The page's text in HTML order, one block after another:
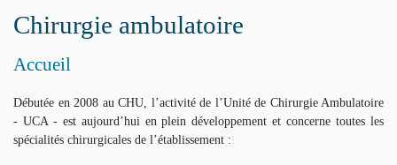
Chirurgie ambulatoire
Accueil
Débutée en 2008 au CHU, l’activité de l’Unité de Chirurgie Ambulatoire
- UCA - est aujourd’hui en plein développement et concerne toutes les
spécialités chirurgicales de l’établissement :